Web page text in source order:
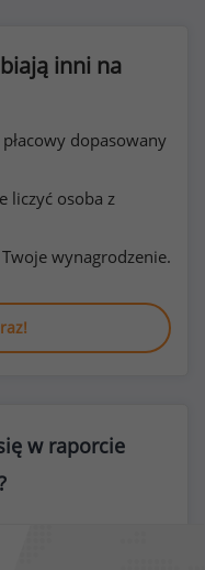
inni na
dopasowany
liczyć osoba z
wynagrodzenie.
w raporcie